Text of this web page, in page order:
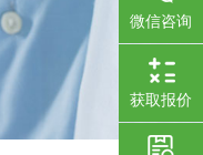
微信咨询
获取报价